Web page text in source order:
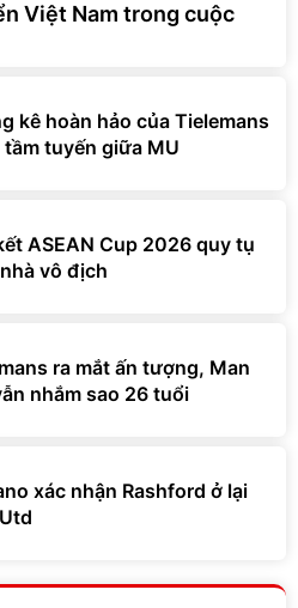
Việt Nam trong cuộc
kê hoàn hảo của Tielemans
tầm tuyến giữa MU
ASEAN Cup 2026 quy tụ
vô địch
ra mắt ấn tượng, Man
nhắm sao 26 tuổi
xác nhận Rashford ở lại